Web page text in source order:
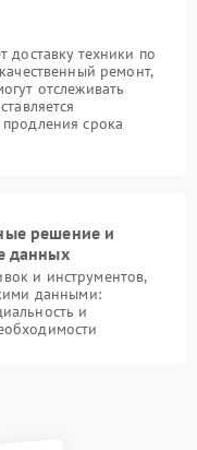
доставку техники по
ремонт,
отслеживать
срока
решение и
данных
и инструментов,
данными:
и